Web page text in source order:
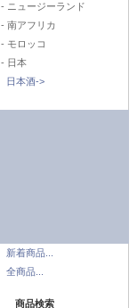
- ニュージーランド
- 南アフリカ
- モロッコ
- 日本
日本酒->
新着商品...
全商品...
商品検索